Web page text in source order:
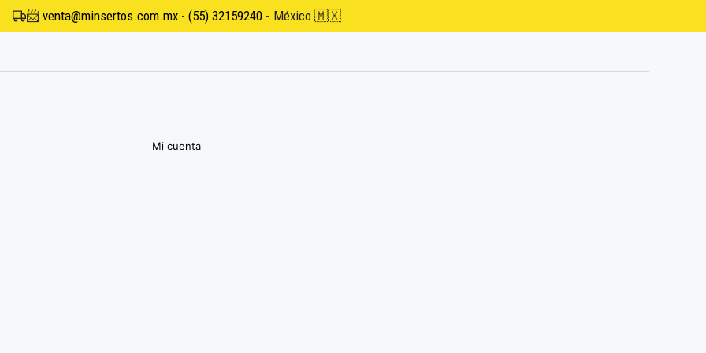
📨 venta@minsertos.com.mx- (55) 32159240 - México 🇲🇽
Mi cuenta